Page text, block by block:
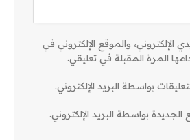
والموقع الإلكتروني في
المرة المقبلة في تعليقي.
بواسطة البريد الإلكتروني.
بواسطة البريد الإلكتروني.